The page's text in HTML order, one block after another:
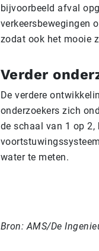
bijvoorbeeld afval
verkeersbewegingen
zodat ook het mooie
Verder
De verdere
onderzoekers zich
de schaal van 1 op 2,
water te meten.
Bron: AMS/De